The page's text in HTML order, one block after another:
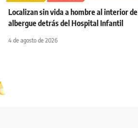
Localizan sin vida a hombre al interior de
albergue detrás del Hospital Infantil
4 de agosto de 2026